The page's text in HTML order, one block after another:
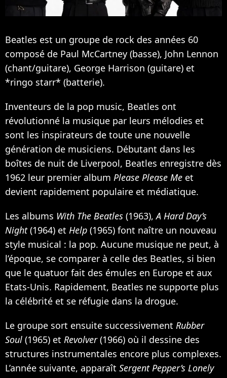
Beatles est un groupe de rock des années 60
composé de Paul McCartney (basse), John Lennon
(chant/guitare), George Harrison (guitare) et
*ringo starr* (batterie).
Inventeurs de la pop music, Beatles ont
révolutionné la musique par leurs mélodies et
sont les inspirateurs de toute une nouvelle
génération de musiciens. Débutant dans les
boîtes de nuit de Liverpool, Beatles enregistre dès
1962 leur premier album Please Please Me et
devient rapidement populaire et médiatique.
Les albums With The Beatles (1963),A Hard Day’s
Night(1964) et Help (1965) font naître un nouveau
style musical : la pop. Aucune musique ne peut, à
l’époque, se comparer à celle des Beatles, si bien
que le quatuor fait des émules en Europe et aux
Etats-Unis. Rapidement, Beatles ne supporte plus
la célébrité et se réfugie dans la drogue.
Le groupe sort ensuite successivement Rubber
Soul (1965) et Revolver(1966) où il dessine des
structures instrumentales encore plus complexes.
L’année suivante, apparaît Sergent Pepper’s Lonely